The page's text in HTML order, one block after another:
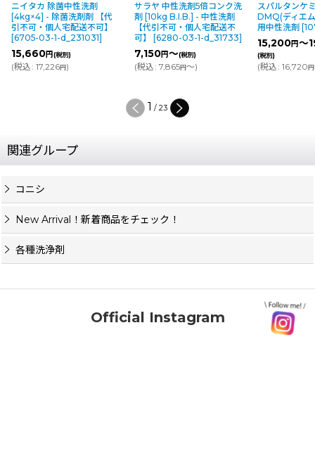
ニイタカ 除菌中性洗剤
[4kg×4] - 除菌洗剤剤 【代
引不可・個人宅配送不可】
[6705-03-1-d_231031]
15,660円(税別)
(税込: 17,226円)
サラヤ 中性洗剤5倍コンク洗
剤 [10kg B.I.B.] - 中性洗剤
【代引不可・個人宅配送不
可】
[6280-03-1-d_31733]
7,150円～(税別)
(税込: 7,865円～)
スパルタンケ
DMQ(ディエ
用中性洗剤 [
15,200円～
(税別)
(税込: 16,720円
1 / 23
関連グループ
コニシ
New Arrival！新着商品をチェック！
各種洗浄剤
Official Instagram